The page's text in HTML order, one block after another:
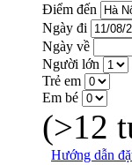
Điểm đến
Ngày đi
Ngày về
Người lớn
Trẻ em
Em bé
(>12
Hướng dẫn